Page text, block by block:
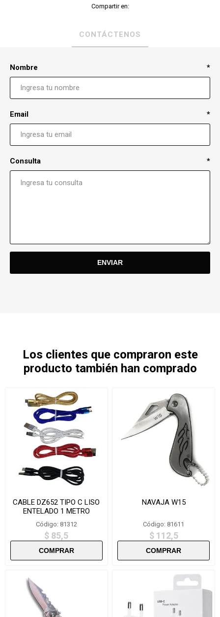
Compartir en:
CONTÁCTENOS
Nombre *
Email *
Consulta *
Los clientes que compraron este
producto también han comprado
CABLE DZ652 TIPO C LISO
ENTELADO 1 METRO
SUELTO
Código: 81312
$ 85,5
NAVAJA W15
Código: 81611
$ 112,5